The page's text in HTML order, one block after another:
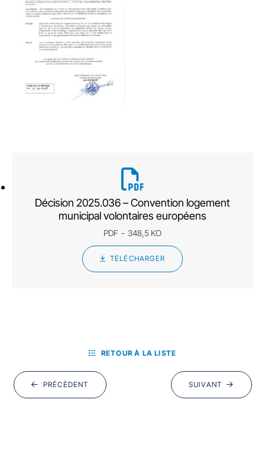
Décision 2025.036 – Convention logement
municipal volontaires européens
PDF 348,5 KO
TÉLÉCHARGER
PRÉCÉDENT
RETOUR À LA LISTE
SUIVANT